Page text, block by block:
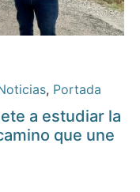
, Portada
a estudiar la
que une